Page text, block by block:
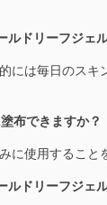
ルドリーフジェ
には毎日のス
布できますか？
に使用するこ
ルドリーフジェ